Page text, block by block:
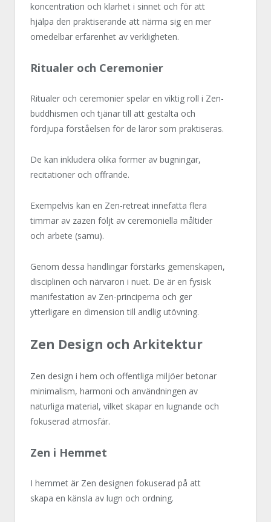
koncentration och klarhet i sinnet och för att
hjälpa den praktiserande att närma sig en mer
omedelbar erfarenhet av verkligheten.
Ritualer och Ceremonier
Ritualer och ceremonier spelar en viktig roll i Zen-
buddhismen och tjänar till att gestalta och
fördjupa förståelsen för de läror som praktiseras.
De kan inkludera olika former av bugningar,
recitationer och offrande.
Exempelvis kan en Zen-retreat innefatta flera
timmar av zazen följt av ceremoniella måltider
och arbete (samu).
Genom dessa handlingar förstärks gemenskapen,
disciplinen och närvaron i nuet. De är en fysisk
manifestation av Zen-principerna och ger
ytterligare en dimension till andlig utövning.
Zen Design och Arkitektur
Zen design i hem och offentliga miljöer betonar
minimalism, harmoni och användningen av
naturliga material, vilket skapar en lugnande och
fokuserad atmosfär.
Zen i Hemmet
I hemmet är Zen designen fokuserad på att
skapa en känsla av lugn och ordning.